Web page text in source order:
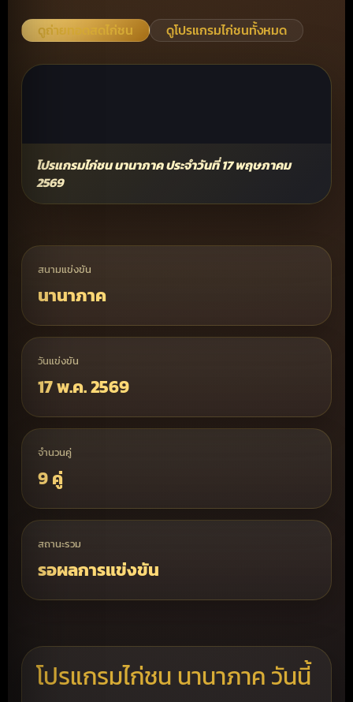
ดูถ่ายทอดสดไก่ชน ดูโปรแกรมไก่ชนทั้งหมด
โปรแกรมไก่ชน นานาภาค ประจำวันที่ 17 พฤษภาคม
2569
สนามแข่งขัน
นานาภาค
วันแข่งขัน
17 พ.ค. 2569
จำนวนคู่
9 คู่
สถานะรวม
รอผลการแข่งขัน
โปรแกรมไก่ชน นานาภาค วันนี้